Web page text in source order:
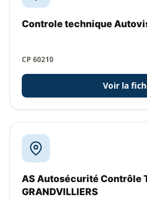
Controle technique
CP 60210
Voir la
AS Autosécurité Contrôle
GRANDVILLIERS